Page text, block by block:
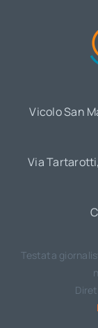
Vicolo San
Via
Testata